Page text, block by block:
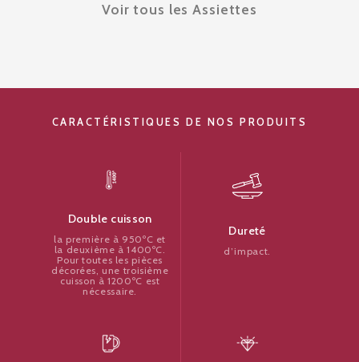
Voir tous les Assiettes
CARACTÉRISTIQUES DE NOS PRODUITS
Double cuisson
la première à 950ºC et
la deuxième à 1400ºC.
Pour toutes les pièces
décorées, une troisième
cuisson à 1200ºC est
nécessaire.
Dureté
d’impact.